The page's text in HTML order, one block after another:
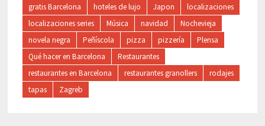
gratis Barcelona hoteles de lujo Japon
localizaciones
localizaciones series
Música navidad
Nochevieja
novela negra
Peñíscola pizza pizzería
Plensa
Qué hacer en Barcelona
Restaurantes
restaurantes en Barcelona
restaurantes granollers
rodajes
tapas
Zagreb